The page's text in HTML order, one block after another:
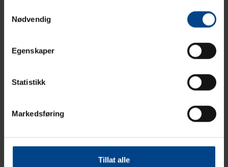
Nødvendig
Egenskaper
Statistikk
Markedsføring
Tillat alle
bryterutstyr, tavler, kabelkanaler, gulvbokser
Våre kunder er grossister, distribusjonsselskap,
olje og gass, martim og industri.
Våre ansatte i UTU Norge har alle lang erfaring
kunder så ta gjerne kontakt om du lurer på
noe.